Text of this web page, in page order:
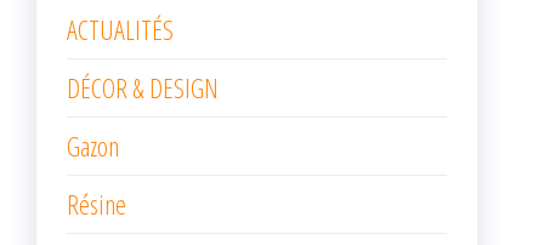
ACTUALITÉS
DÉCOR & DESIGN
Gazon
Résine